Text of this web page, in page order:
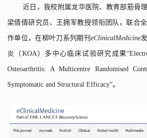
近日，我校附属龙华医院、教育部筋骨
梁倩倩研究员、王拥军教授领衔团队，联合
作单位，在柳叶刀系列期刊 eClinicalMedicine
炎（ KOA）多中心临床试验研究成果“
Osteoarthritis: A Multicentre Randomised
Symptomatic and Structural Efficacy”。